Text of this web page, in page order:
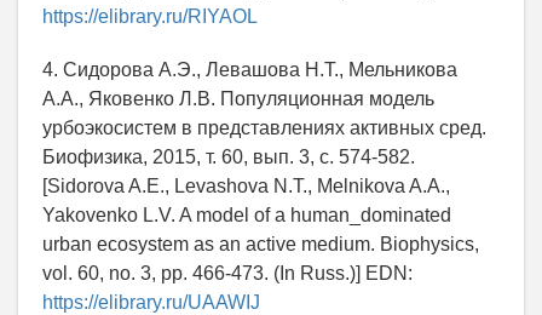
https://elibrary.ru/RIYAOL
4. Сидорова А.Э., Левашова Н.Т., Мельникова
А.А., Яковенко Л.В. Популяционная модель
урбоэкосистем в представлениях активных сред.
Биофизика, 2015, т. 60, вып. 3, с. 574-582.
[Sidorova A.E., Levashova N.T., Melnikova A.A.,
Yakovenko L.V. A model of a human_dominated
urban ecosystem as an active medium. Biophysics,
vol. 60, no. 3, pp. 466-473. (In Russ.)] EDN:
https://elibrary.ru/UAAWIJ